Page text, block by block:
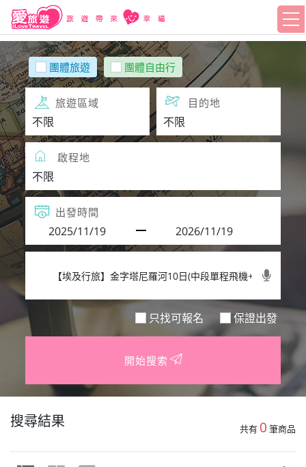
團體旅遊 團體自由行
旅遊區域 目的地
啟程地
出發時間
只找可報名 保證出發
開始搜索
搜尋結果 共有 0 筆商品